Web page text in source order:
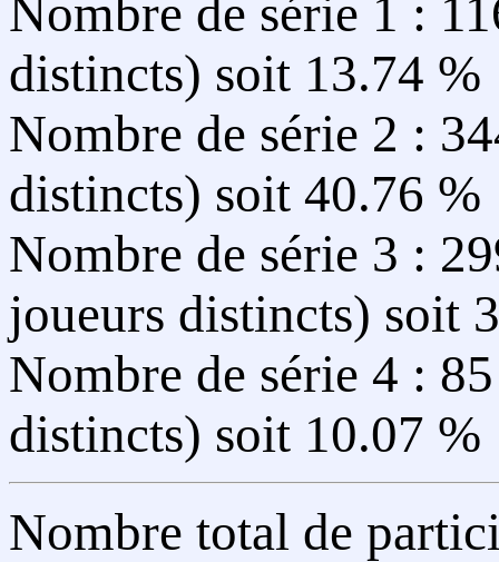
Nombre de série 1 :
distincts) soit 13.74 %
Nombre de série 2 :
distincts) soit 40.76 %
Nombre de série 3 :
joueurs distincts) soit
Nombre de série 4 :
distincts) soit 10.07 %
Nombre total de